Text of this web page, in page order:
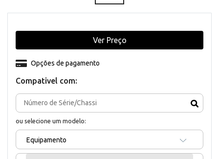
Compativel com:
ou selecione um modelo:
Equipamento
Opções de pagamento
Ver Preço